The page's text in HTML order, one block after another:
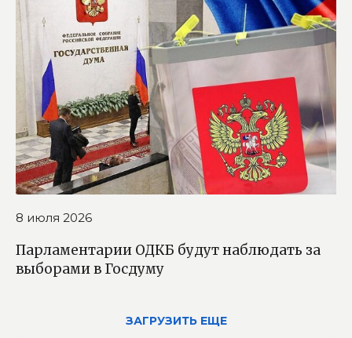
8 июля 2026
Парламентарии ОДКБ будут наблюдать за
выборами в Госдуму
ЗАГРУЗИТЬ ЕЩЕ